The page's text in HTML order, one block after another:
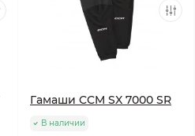
Гамаши CCM SX 7000 SR
В наличии